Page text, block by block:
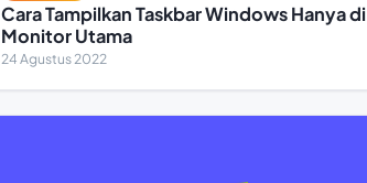
Cara Tampilkan Taskbar Windows Hanya di
Monitor Utama
24 Agustus 2022